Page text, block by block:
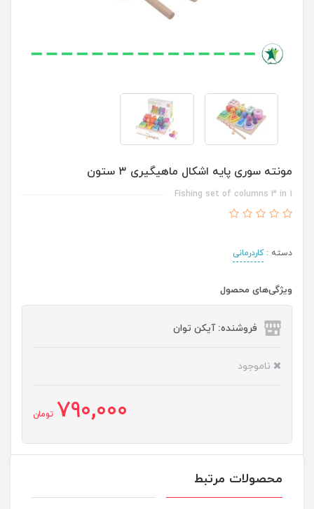
مونته سوری پایه اشکال ماهیگیری ۳ ستون
Fishing set of columns 3 in 1
دسته :کاردرمانی
ویژگی‌های محصول
فروشنده: آیکن توان
ناموجود
790,000 تومان
محصولات مرتبط